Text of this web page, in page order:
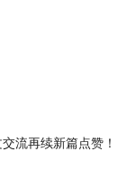
流再续新篇点赞！